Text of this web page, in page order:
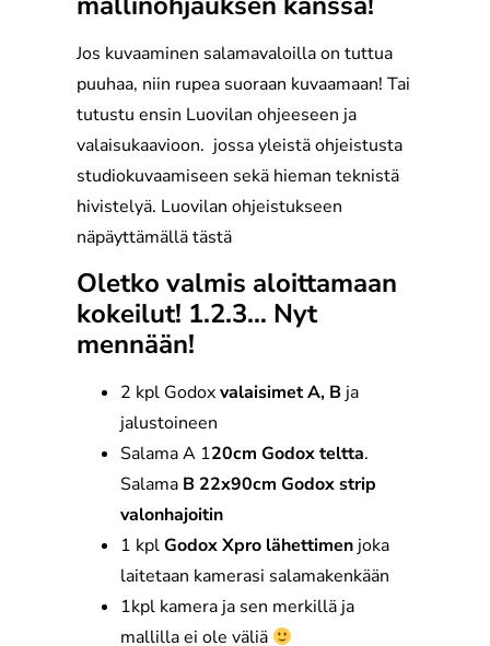
Jos kuvaaminen salamavaloilla on tuttua
puuhaa, niin rupea suoraan kuvaamaan! Tai
tutustu ensin Luovilan ohjeeseen ja
valaisukaavioon. jossa yleistä ohjeistusta
studiokuvaamiseen sekä hieman teknistä
hivistelyä. Luovilan ohjeistukseen
näpäyttämällä tästä
Oletko valmis aloittamaan
kokeilut! 1.2.3… Nyt
mennään!
2 kpl Godoxvalaisimet A, B ja
jalustoineen
Salama A 120cm Godox teltta.
Salama B 22x90cm Godox strip
valonhajoitin
1 kplGodox Xpro lähettimen joka
laitetaan kamerasi salamakenkään
1kpl kamera ja sen merkillä ja
mallilla ei ole väliä